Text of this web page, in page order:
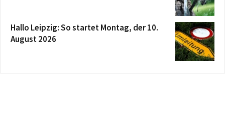
Hallo Leipzig: So startet Montag, der 10.
August 2026